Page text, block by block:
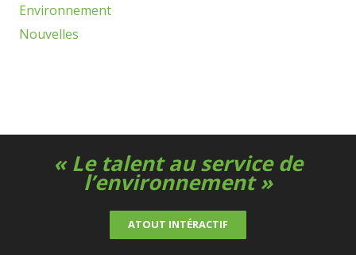
Environnement
Nouvelles
« Le talent au service de
l’environnement »
ATOUT INTÉRACTIF